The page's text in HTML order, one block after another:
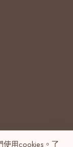
用cookies。了